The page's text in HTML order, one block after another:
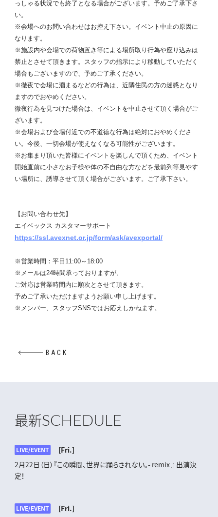
っしゃる状況でも終了となる場合がございます。予めご了承下さ
い。
※会場へのお問い合わせはお控え下さい。イベント中止の原因に
なります。
※施設内や会場での荷物置き等による場所取り行為や座り込みは
禁止とさせて頂きます。スタッフの指示により移動していただく
場合もございますので、予めご了承ください。
※徹夜で会場に溜まるなどの行為は、近隣住民の方の迷惑となり
ますのでおやめください。
徹夜行為を見つけた場合は、イベントを中止させて頂く場合がご
ざいます。
※会場および会場付近での不道徳な行為は絶対におやめくださ
い。今後、一切会場が使えなくなる可能性がございます。
※お集まり頂いた皆様にイベントを楽しんで頂くため、イベント
開始直前に小さなお子様や体の不自由な方などを最前列等見やす
い場所に、誘導させて頂く場合がございます。ご了承下さい。
【お問い合わせ先】
エイベックス カスタマーサポート
https://ssl.avexnet.or.jp/form/ask/avexportal/
※営業時間：平日11:00～18:00
※メールは24時間承っておりますが、
ご対応は営業時間内に順次とさせて頂きます。
予めご了承いただけますようお願い申し上げます。
※メンバー、スタッフSNSではお応えしかねます。
BACK
最新SCHEDULE
LIVE/EVENT
[Fri.]
2月22日（日）『この瞬間､世界に踊らされない｡- remix 』 出演決
定！
LIVE/EVENT
[Fri.]